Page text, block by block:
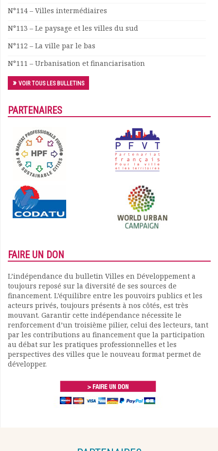
N°114 – Villes intermédiaires
N°113 – Le paysage et les villes du sud
N°112 – La ville par le bas
N°111 – Urbanisation et financiarisation
VOIR TOUS LES BULLETINS
PARTENAIRES
FAIRE UN DON
L’indépendance du bulletin Villes en Développement a
toujours reposé sur la diversité de ses sources de
financement. L’équilibre entre les pouvoirs publics et les
acteurs privés, toujours présents à nos côtés, est très
mouvant. Garantir cette indépendance nécessite le
renforcement d’un troisième pilier, celui des lecteurs, tant
par les contributions au financement que la participation
au débat sur les pratiques professionnelles et les
perspectives des villes que le nouveau format permet de
développer.